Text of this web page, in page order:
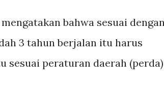
bahwa sesuai
3 tahun berjalan itu harus
sesuai peraturan daerah (perda)